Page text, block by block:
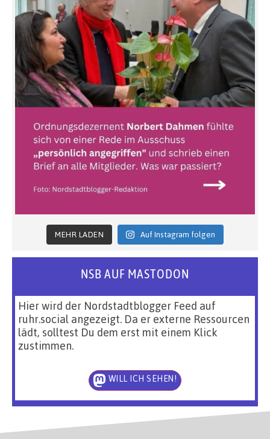
MEHR LADEN Auf Instagram folgen
NSB AUF MASTODON
Hier wird der Nordstadtblogger Feed auf
ruhr.social angezeigt. Da er externe Ressourcen
lädt, solltest Du dem erst mit einem Klick
zustimmen.
WILL ICH SEHEN!